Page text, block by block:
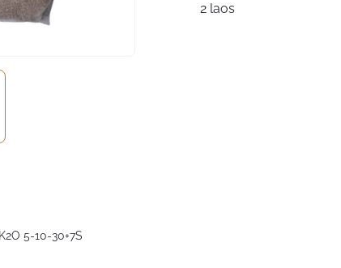
2 laos
5-10-30+7S